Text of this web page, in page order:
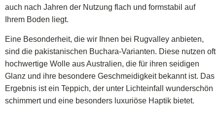
auch nach Jahren der Nutzung flach und formstabil auf
Ihrem Boden liegt.
Eine Besonderheit, die wir Ihnen bei Rugvalley anbieten,
sind die pakistanischen Buchara-Varianten. Diese nutzen oft
hochwertige Wolle aus Australien, die für ihren seidigen
Glanz und ihre besondere Geschmeidigkeit bekannt ist. Das
Ergebnis ist ein Teppich, der unter Lichteinfall wunderschön
schimmert und eine besonders luxuriöse Haptik bietet.